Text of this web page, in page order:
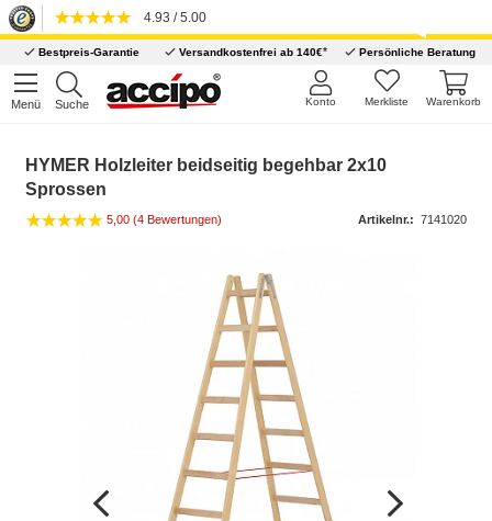
4.93 / 5.00
Bestpreis-Garantie Versandkostenfrei ab 140€* Persönliche Beratung
Menü Suche Warenkorb
Merkliste
Konto
HYMER Holzleiter beidseitig begehbar 2x10
Sprossen
5,00 (4 Bewertungen) Artikelnr.: 7141020